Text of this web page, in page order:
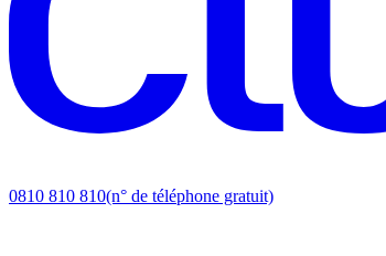
0810 810 810(n° de téléphone gratuit)